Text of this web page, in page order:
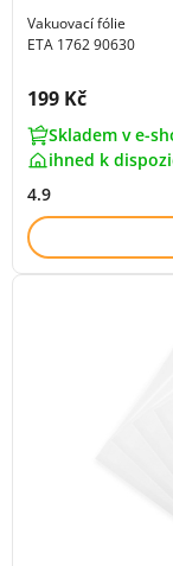
Vakuovací fólie
ETA 1762 90630
Cena s DPH:
199 Kč
Skladem v e-
ihned k
4.9